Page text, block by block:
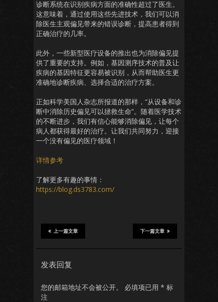
诊断系统在识别疾病方面的准确性超过了医生。
这意味着，通过使用这些先进技术，我们可以消
除医生主观偏见带来的错误诊断，提高患者得到
正确治疗的几率。
此外，一些新型医疗设备的推出也为消除偏见提
供了重要的支持。例如，基因测序技术的普及让
疾病的基因特征更容易被识别，从而帮助医生更
准确地诊断疾病、选择合适的治疗方案。
正如科学美国人杂志所报道的那样，“从设备和诊
断中消除历史偏见可以拯救生命”。随着医学技术
的不断进步，我们有信心能够消除偏见，让每个
病人都获得最好的治疗。让我们共同努力，迎接
一个没有偏见的医疗领域！
详情参考
了解更多有趣的事情：
https://blog.ds3783.com/
下一篇文章
上一篇文章
发表回复
您的邮箱地址不会被公开。 必填项已用 * 标
注